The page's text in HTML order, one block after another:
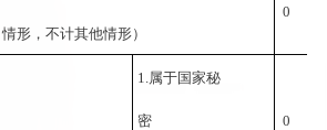
情形，不计其他情形）
0
1.属于国家秘
密 0